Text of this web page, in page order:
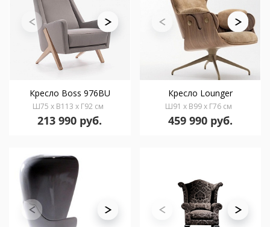
Кресло Boss 976BU
Ш75 x В113 x Г92 см
213 990 руб.
Кресло Lounger
Ш91 x В99 x Г76 см
459 990 руб.